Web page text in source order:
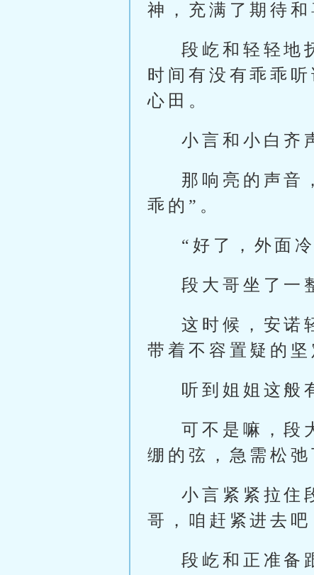
神，充满了期待和
段屹和轻轻地
时间有没有乖乖
心田。
小言和小白齐
那响亮的声音
乖的”。
“好了，外面
段大哥坐了一
这时候，安诺
带着不容置疑的坚
听到姐姐这般
可不是嘛，段
绷的弦，急需松弛
小言紧紧拉住
哥，咱赶紧进去
段屹和正准备